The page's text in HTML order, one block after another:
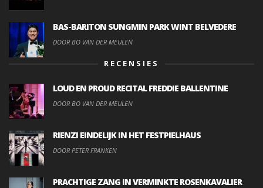
BAS-BARITON SUNGMIN PARK WINT BELVEDERE
DOOR BO VAN DER MEULEN
RECENSIES
LOUD EN PROUD RECITAL FREDDIE BALLENTINE
DOOR BO VAN DER MEULEN
RIENZI EINDELIJK IN HET FESTPIELHAUS
DOOR PETER FRANKEN
PRACHTIGE ZANG IN VERMINKTE ROSENKAVALIER